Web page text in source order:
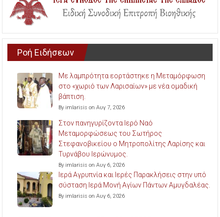
Ροή Ειδήσεων
Με λαμπρότητα εορτάστηκε η Μεταμόρφωση
στο «χωριό των Λαρισαίων» με νέα ομαδική
βάπτιση.
By imlarisis on Αυγ 7, 2026
Στον πανηγυρίζοντα Ιερό Ναό
Μεταμορφώσεως του Σωτήρος
Στεφανοβικείου ο Μητροπολίτης Λαρίσης και
Τυρνάβου Ιερώνυμος.
By imlarisis on Αυγ 6, 2026
Ιερά Αγρυπνία και Ιερές Παρακλήσεις στην υπό
σύσταση Ιερά Μονή Αγίων Πάντων Αμυγδαλέας.
By imlarisis on Αυγ 6, 2026